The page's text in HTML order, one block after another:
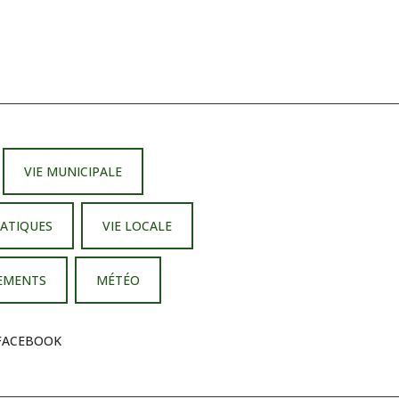
VIE MUNICIPALE
VIE LOCALE
MÉTÉO